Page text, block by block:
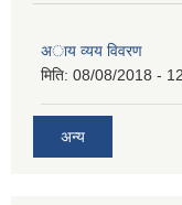
अाय व्यय विवरण
मिति: 08/08/2018 -
अन्य